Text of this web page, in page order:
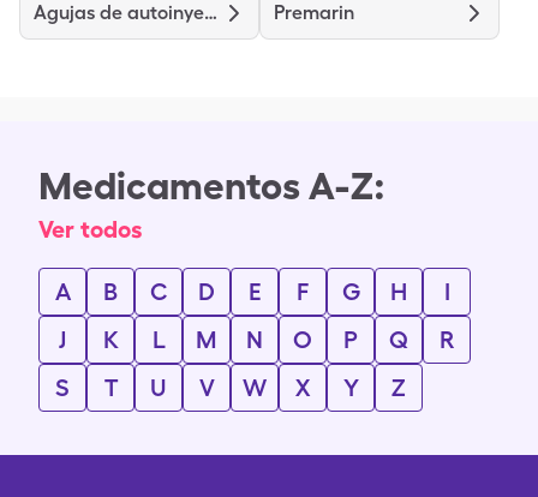
Agujas de autoinyector de Droplet Premarin
Medicamentos A-Z:
Ver todos
A B C D E F G H
I
J
K L M N O P Q
R
S
T U V W X Y Z